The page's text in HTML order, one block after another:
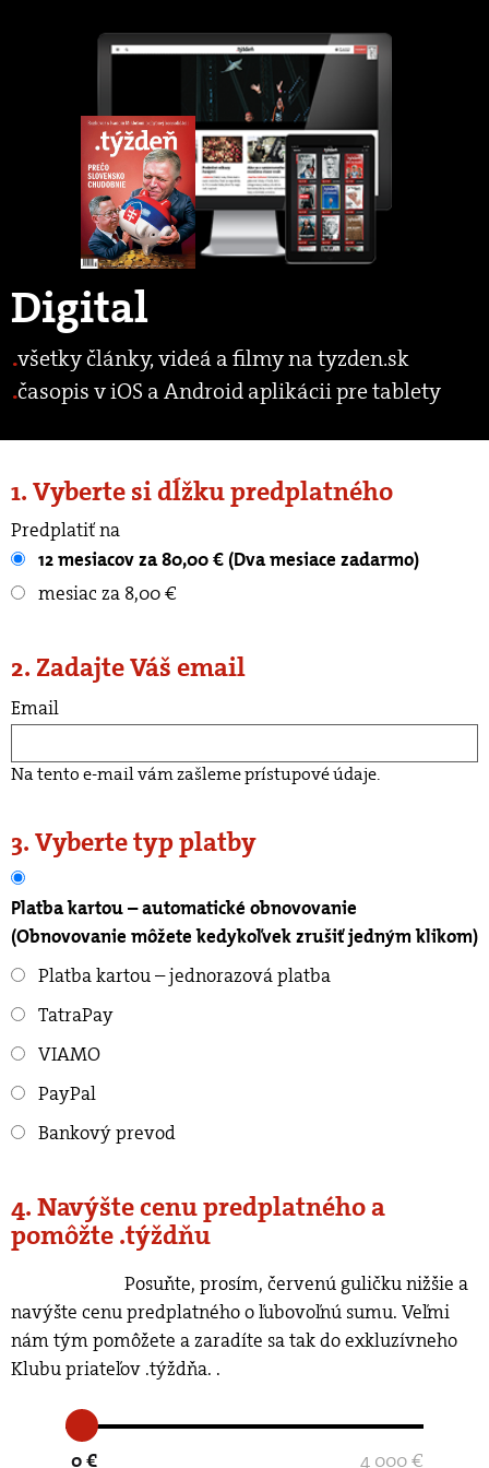
Digital
všetky články, videá a filmy na tyzden.sk
časopis v iOS a Android aplikácii pre tablety
1. Vyberte si dĺžku predplatného
Predplatiť na
12 mesiacov za 80,00 € (Dva mesiace zadarmo)
mesiac za 8,00 €
2. Zadajte Váš email
Email
Na tento e-mail vám zašleme prístupové údaje.
3. Vyberte typ platby
Platba kartou – automatické obnovovanie
(Obnovovanie môžete kedykoľvek zrušiť jedným klikom)
Platba kartou – jednorazová platba
TatraPay
VIAMO
PayPal
Bankový prevod
4. Navýšte cenu predplatného a
pomôžte .týždňu
navýšte cenu predplatného o ľubovoľnú sumu. Veľmi
nám tým pomôžete a zaradíte sa tak do exkluzívneho
Klubu priateľov .týždňa. .
0 € 4 000 €